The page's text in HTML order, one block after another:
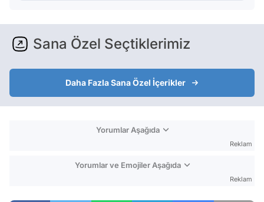
Sana Özel Seçtiklerimiz
Daha Fazla Sana Özel İçerikler
Yorumlar Aşağıda
Reklam
Yorumlar ve Emojiler Aşağıda
Reklam